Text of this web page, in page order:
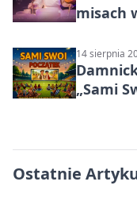
misach
14 sierpnia
„Sami
Ostatnie